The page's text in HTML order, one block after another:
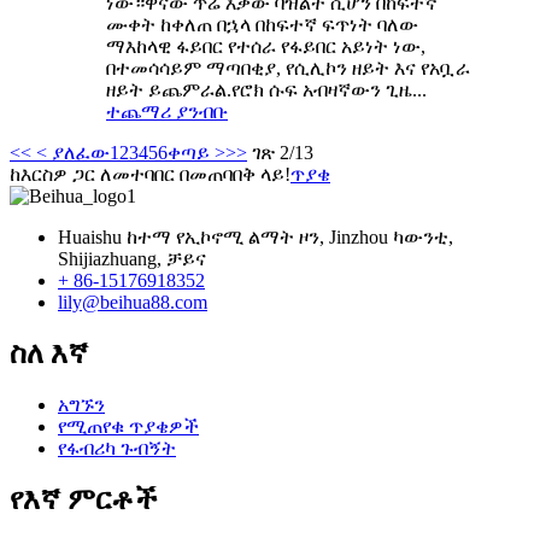
ሙቀት ከቀለጠ በኋላ በከፍተኛ ፍጥነት ባለው
ማእከላዊ ፋይበር የተሰራ የፋይበር አይነት ነው,
በተመሳሳይም ማጣበቂያ, የሲሊኮን ዘይት እና የአቧራ
ዘይት ይጨምራል.የሮክ ሱፍ አብዛኛውን ጊዜ...
ተጨማሪ ያንብቡ
<< < ያለፈው1 23456ቀጣይ >>> ገጽ 2/13
ከእርስዎ ጋር ለመተባበር በመጠባበቅ ላይ!ጥያቄ
Huaishu ከተማ የኢኮኖሚ ልማት ዞን, Jinzhou ካውንቲ,
Shijiazhuang, ቻይና
+ 86-15176918352
lily@beihua88.com
ስለ እኛ
አግኙን
የሚጠየቁ ጥያቄዎች
የፋብሪካ ጉብኝት
የእኛ ምርቶች